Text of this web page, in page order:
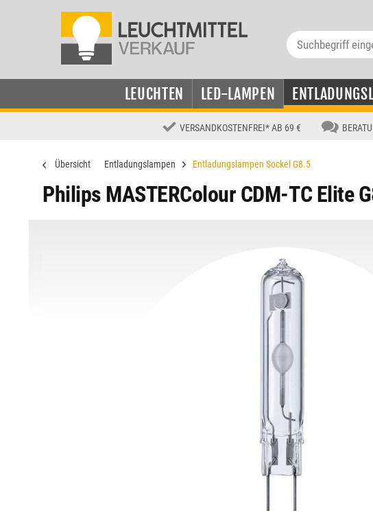
LEUCHTEN LED-LAMPEN
VERSANDKOSTENFREI* AB 69 €
Übersicht Entladungslampen Entladungslampen Sockel G8.5
Philips MASTERColour CDM-TC Elite